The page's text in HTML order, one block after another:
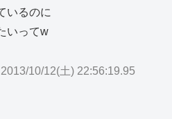
いるのに
いってw
10/12(土) 22:56:19.95